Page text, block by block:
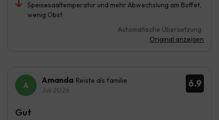
Speisesaaltemperatur und mehr Abwechslung am Buffet,
wenig Obst
Automatische Übersetzung
Original anzeigen
6.9
Amanda Reiste als familie
Juli 2026
Gut